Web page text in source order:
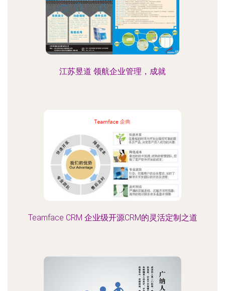
江苏昱道 领航企业管理，成就
Teamface CRM 企业级开源CRM的灵活定制之道